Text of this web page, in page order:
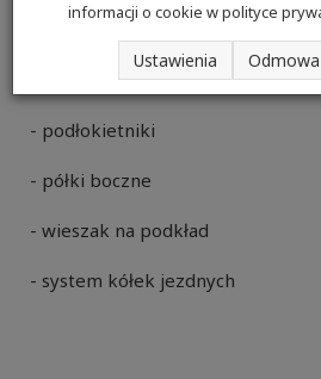
Jako opcje dodatkowe dostępne
- podłokietniki
- półki boczne
- wieszak na podkład
- system kółek jezdnych
informacji o cookie wpolityce
Ustawienia Odmowa